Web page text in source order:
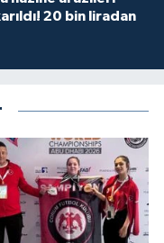
20 bin liradan